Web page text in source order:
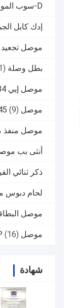
D-سوب الموصلات
إدك كابل
موصل تجعيد IDC
بطل وصلة (91)
موصل إيي 1284
موصل RJ45 (9)
موصل منفذ
أنثى بب
ذكر ثنائي
لحام دبوس
موصل
موصل SFP (16)
شهادة